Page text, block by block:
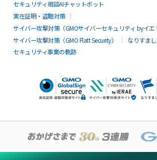
セキュリティ相談AIチャットボット
実在証明・盗聴対策
サイバー攻撃対策（GMOサイバーセキュリティ byイエ
サイバー攻撃対策（GMO Flatt Security）
なりすま
セキュリティ事業の軌跡